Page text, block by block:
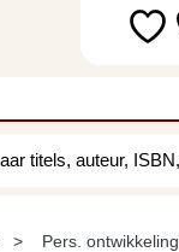
Pers. ontwikkeling